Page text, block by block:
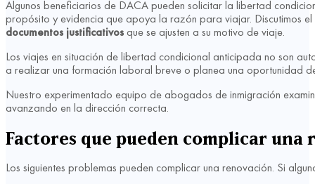
Algunos beneficiarios de DACA pueden solicitar la libertad
propósito y evidencia que apoya la razón para viajar. Discutimos
documentos justificativosque se ajusten a su motivo de viaje.
Los viajes en situación de libertad condicional anticipada no son
a realizar una formación laboral breve o planea una oportunidad
Nuestro experimentado equipo de abogados de inmigración
avanzando en la dirección correcta.
Factores que pueden complicar una
Los siguientes problemas pueden complicar una renovación. Si